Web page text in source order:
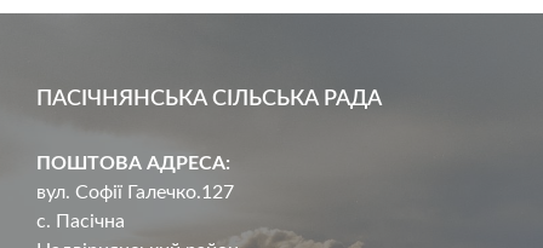
ПАСІЧНЯНСЬКА СІЛЬСЬКА РАДА
ПОШТОВА АДРЕСА:
вул. Софії Галечко.127
с. Пасічна